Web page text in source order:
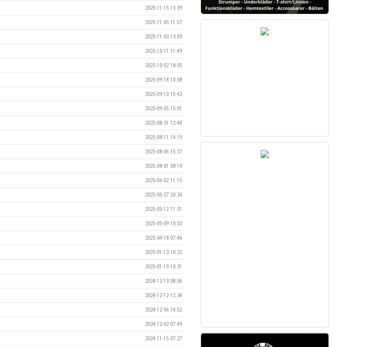
2025-11-15 13:39
2025-11-05 11:57
2025-11-03 13:09
2025-10-11 11:49
2025-10-02 18:05
2025-09-18 10:08
2025-09-10 15:42
2025-09-05 15:01
2025-08-31 12:40
2025-08-11 14:19
2025-08-06 15:37
2025-08-01 08:14
2025-06-02 11:15
2025-05-27 20:24
2025-05-12 11:31
2025-05-09 10:03
2025-04-18 07:46
2025-01-13 10:22
2025-01-10 10:31
2024-12-13 08:06
2024-12-12 12:34
2024-12-06 14:52
2024-12-02 07:49
2024-11-15 07:27